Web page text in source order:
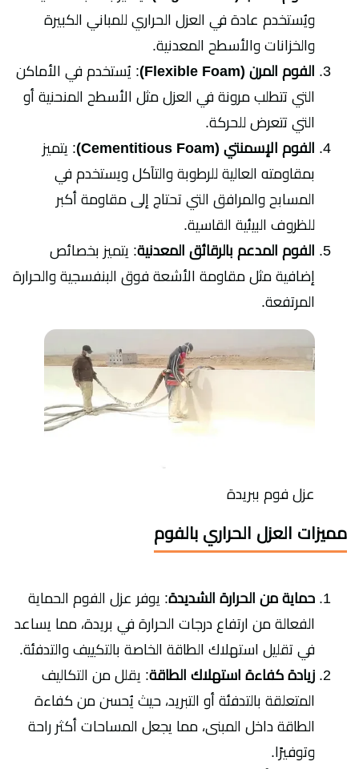
ويُستخدم عادة في العزل الحراري للمباني الكبيرة
والخزانات والأسطح المعدنية.
الفوم المرن (Flexible Foam)
: يُستخدم في الأماكن
التي تتطلب مرونة في العزل مثل الأسطح المنحنية أو
التي تتعرض للحركة.
الفوم الإسمنتي (Cementitious Foam)
: يتميز
بمقاومته العالية للرطوبة والتآكل ويستخدم في
المسابح والمرافق التي تحتاج إلى مقاومة أكبر
للظروف البيئية القاسية.
الفوم المدعم بالرقائق المعدنية: يتميز بخصائص
إضافية مثل مقاومة الأشعة فوق البنفسجية والحرارة
المرتفعة.
عزل فوم ببريدة
مميزات العزل الحراري بالفوم
حماية من الحرارة الشديدة: يوفر عزل الفوم الحماية
الفعالة من ارتفاع درجات الحرارة في بريدة، مما يساعد
في تقليل استهلاك الطاقة الخاصة بالتكييف والتدفئة.
زيادة كفاءة استهلاك الطاقة: يقلل من التكاليف
المتعلقة بالتدفئة أو التبريد، حيث يُحسن من كفاءة
الطاقة داخل المبنى، مما يجعل المساحات أكثر راحة
وتوفيرًا.